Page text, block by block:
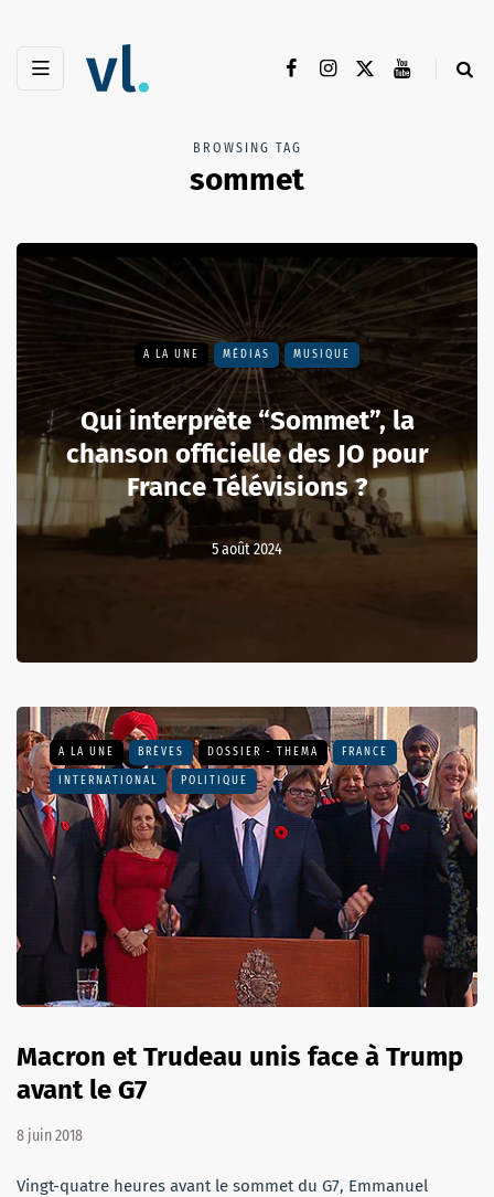
BROWSING TAG
sommet
A LA UNE MÉDIAS MUSIQUE
Qui interprète “Sommet”, la
chanson officielle des JO pour
France Télévisions ?
5 août 2024
A LA UNE BRÈVES DOSSIER - THEMA FRANCE
INTERNATIONAL POLITIQUE
Macron et Trudeau unis face à Trump
avant le G7
8 juin 2018
Vingt-quatre heures avant le sommet du G7, Emmanuel